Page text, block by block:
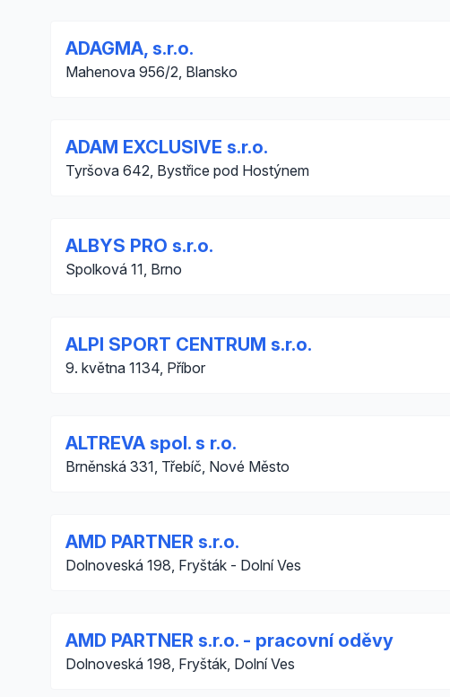
ADAGMA, s.r.o.
Mahenova 956/2, Blansko
ADAM EXCLUSIVE s.r.o.
Tyršova 642, Bystřice pod Hostýnem
ALBYS PRO s.r.o.
Spolková 11, Brno
ALPI SPORT CENTRUM s.r.o.
9. května 1134, Příbor
ALTREVA spol. s r.o.
Brněnská 331, Třebíč, Nové Město
AMD PARTNER s.r.o.
Dolnoveská 198, Fryšták - Dolní Ves
AMD PARTNER s.r.o. - pracovní oděvy
Dolnoveská 198, Fryšták, Dolní Ves